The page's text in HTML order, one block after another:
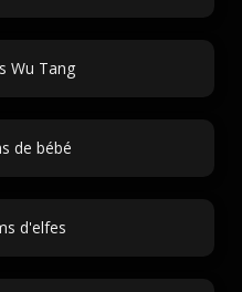
Wu Tang
de bébé
d'elfes